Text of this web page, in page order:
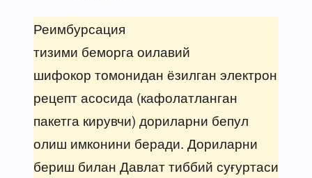
Реимбурсация
тизими беморга оилавий
шифокор томонидан ёзилган электрон
рецепт асосида (кафолатланган
пакетга кирувчи) дориларни бепул
олиш имконини беради. Дориларни
бериш билан Давлат тиббий суғуртаси